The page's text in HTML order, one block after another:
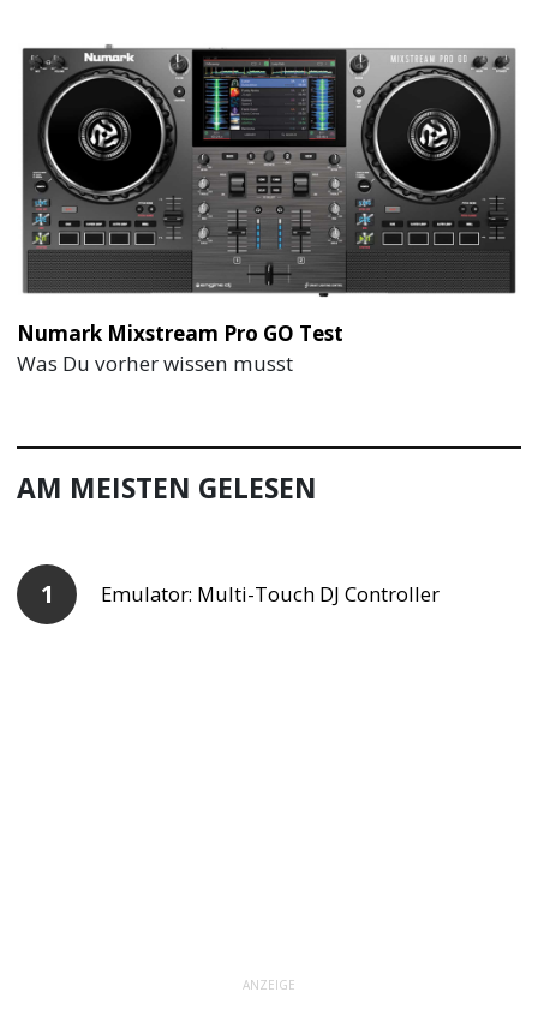
Numark Mixstream Pro GO Test
Was Du vorher wissen musst
AM MEISTEN GELESEN
Emulator: Multi-Touch DJ Controller
ANZEIGE